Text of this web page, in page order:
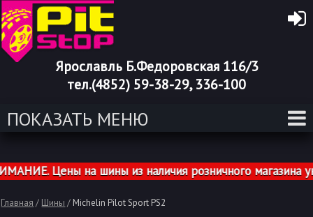
Ярославль Б.Федоровская 116/3
тел.(4852) 59-38-29, 336-100
ПОКАЗАТЬ МЕНЮ
Цены на шины из наличия розничного магазина
Главная / Шины / Michelin Pilot Sport PS2